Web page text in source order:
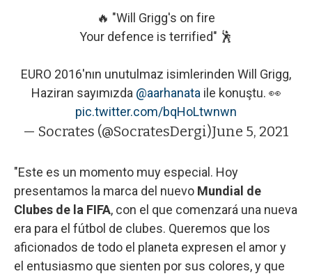
🔥 "Will Grigg's on fire
Your defence is terrified" 🕺
EURO 2016'nın unutulmaz isimlerinden Will Grigg,
Haziran sayımızda @aarhanata ile konuştu. 👀
pic.twitter.com/bqHoLtwnwn
— Socrates (@SocratesDergi)June 5, 2021
"Este es un momento muy especial. Hoy
presentamos la marca del nuevo Mundial de
Clubes de la FIFA, con el que comenzará una nueva
era para el fútbol de clubes. Queremos que los
aficionados de todo el planeta expresen el amor y
el entusiasmo que sienten por sus colores, y que